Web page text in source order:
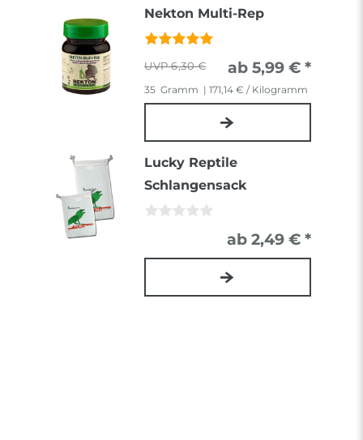
Nekton Multi-Rep
6,30 € ab 5,99 € *
35 Gramm | 171,14 € / Kilogramm
Lucky Reptile
Schlangensack
ab 2,49 € *